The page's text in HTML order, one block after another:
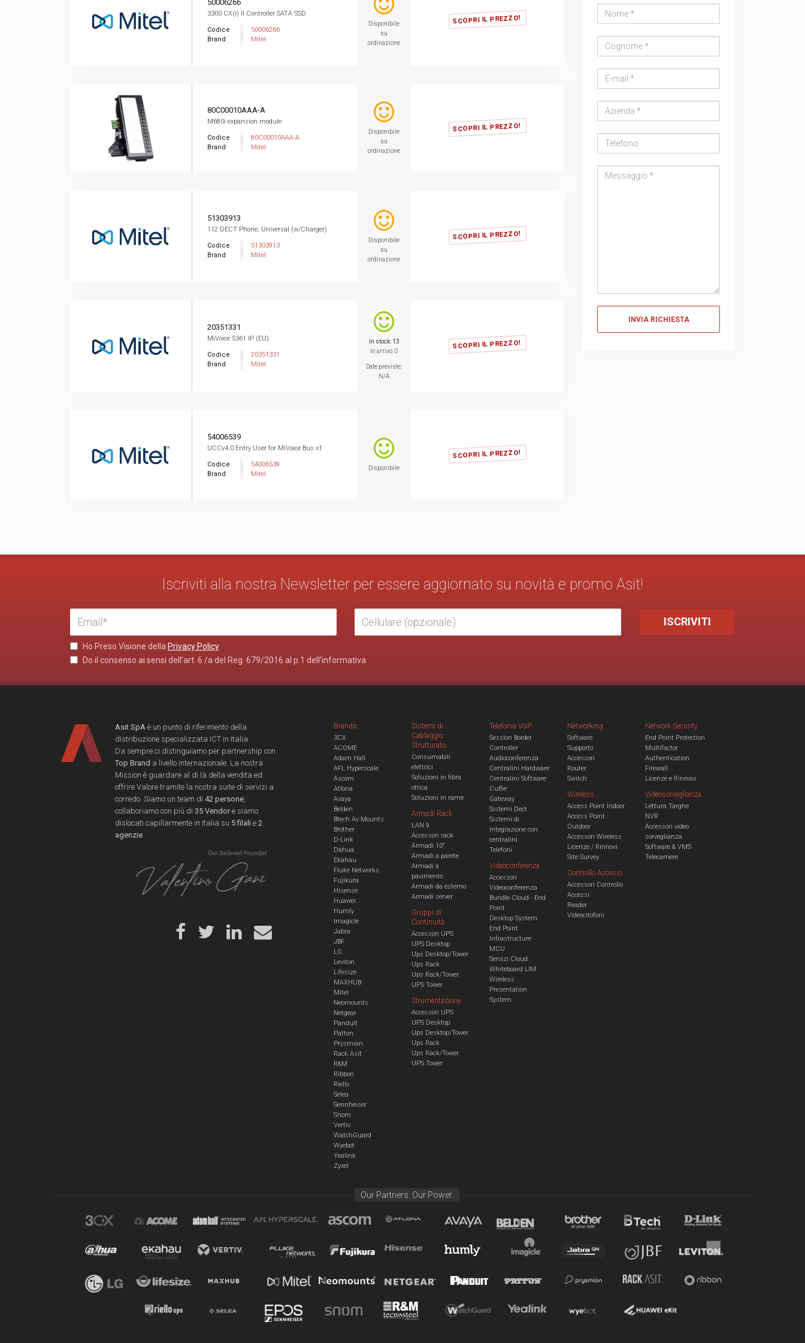
SCOPRI IL PREZZO!
50006266
3300 CX(i) II Controller SATA SSD
Codice
50006266
Brand
Mitel
Disponibile
su
ordinazione
SCOPRI IL PREZZO!
80C00010AAA-A
M680i expansion module
Codice
80C00010AAA-A
Brand
Mitel
Disponibile
su
ordinazione
SCOPRI IL PREZZO!
51303913
112 DECT Phone, Universal (w/Charger)
Codice
51303913
Brand
Mitel
Disponibile
su
ordinazione
SCOPRI IL PREZZO!
20351331
MiVoice 5361 IP (EU)
Codice
20351331
Brand
Mitel
In stock: 13
In arrivo: 0
Date previste:
N/A
SCOPRI IL PREZZO!
54006539
UCCv4.0 Entry User for MiVoice Bus x1
Codice
54006539
Brand
Mitel
Disponibile
Iscriviti alla nostra Newsletter per essere aggiornato su novità e promo Asit!
Ho Preso Visione della Privacy Policy
Do il consenso ai sensi dell’art. 6 /a del Reg. 679/2016 al p.1 dell’informativa
Asit SpA è un punto di riferimento della
distribuzione specializzata ICT in Italia.
Da sempre ci distinguiamo per partnership con
Top Brand a livello internazionale. La nostra
Mission è guardare al di là della vendita ed
offrire Valore tramite la nostra suite di servizi a
corredo. Siamo un team di 42 persone
collaboriamo con più di 35 Vendore siamo
dislocati capillarmente in Italia su 5 filali e 2
agenzie
Brands
3CX
ACOME
Adam Hall
AFL Hyperscale
Ascom
Atlona
Avaya
Belden
Btech Av Mounts
Brother
D-Link
Dahua
Ekahau
Fluke Networks
Fujikura
Hisense
Huawei
Humly
Imagicle
Jabra
JBF
LG
Leviton
Lifesize
MAXHUB
Mitel
Neomounts
Netgear
Panduit
Patton
Prysmian
Rack Asit
R&M
Ribbon
Riello
Selea
Sennheiser
Snom
Vertiv
WatchGuard
Wyebot
Yealink
Zyxel
Sistemi di
Cablaggio
Strutturato
Consumabili
elettrici
Soluzioni in fibra
ottica
Soluzioni in rame
Armadi Rack
LAN 9
Accessori rack
Armadi 10"
Armadi a parete
Armadi a
pavimento
Armadi da esterno
Armadi server
Gruppi di
Continuità
Accessori UPS
UPS Desktop
Ups Desktop/Tower
Ups Rack
Ups Rack/Tower
UPS Tower
Strumentazione
Accessori UPS
UPS Desktop
Ups Desktop/Tower
Ups Rack
Ups Rack/Tower
UPS Tower
Telefonia VoIP
Session Border
Controller
Audioconferenza
Centralini Hardware
Centralini Software
Cuffie
Gateway
Sistemi Dect
Sistemi di
integrazione con
centralini
Telefoni
Videoconferenza
Accessori
Videoconferenza
Bundle Cloud - End
Point
Desktop System
End Point
Infrastructure
MCU
Servizi Cloud
Whiteboard LIM
Wireless
Presentation
System
Networking
Software
Supporto
Accessori
Router
Switch
Wireless
Access Point Indoor
Access Point
Outdoor
Accessori Wireless
Licenze / Rinnovi
Site Survey
Network Security
End Point Protection
Multifactor
Authentication
Firewall
Licenze e Rinnovi
Videosorveglianza
Lettura Targhe
NVR
Accessori video
sorveglianza
Software & VMS
Telecamere
Controllo Accessi
Accessori Controllo
Accessi
Reader
Videocitofoni